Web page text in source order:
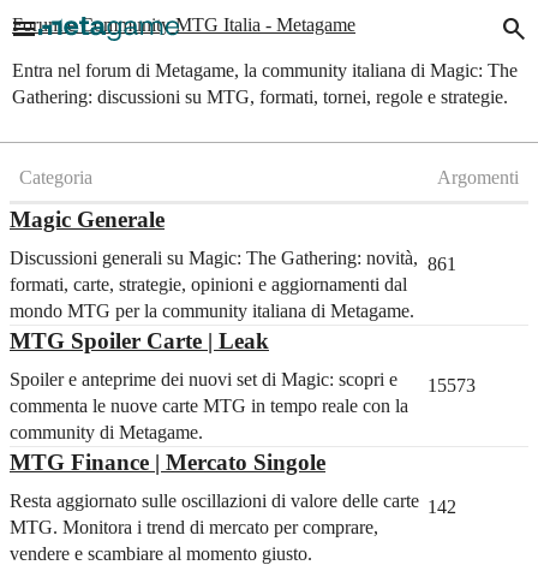
menu search
Forum e Community MTG Italia - Metagame
Entra nel forum di Metagame, la community italiana di Magic: The
Gathering: discussioni su MTG, formati, tornei, regole e strategie.
Categoria Argomenti
Magic Generale
Discussioni generali su Magic: The Gathering: novità,
formati, carte, strategie, opinioni e aggiornamenti dal
mondo MTG per la community italiana di Metagame.
861
MTG Spoiler Carte | Leak
Spoiler e anteprime dei nuovi set di Magic: scopri e
commenta le nuove carte MTG in tempo reale con la
community di Metagame.
15573
MTG Finance | Mercato Singole
Resta aggiornato sulle oscillazioni di valore delle carte
MTG. Monitora i trend di mercato per comprare,
vendere e scambiare al momento giusto.
142